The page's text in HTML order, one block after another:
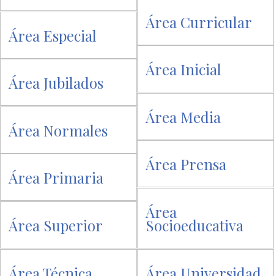
Área Curricular
Área Especial
Área Inicial
Área Jubilados
Área Media
Área Normales
Área Prensa
Área Primaria
Área
Socioeducativa
Área Superior